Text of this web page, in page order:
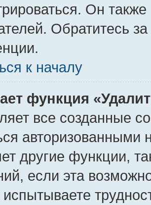
Он
Обратитесь
к началу
функция
все созданные
авторизованными
другие функции,
если эта